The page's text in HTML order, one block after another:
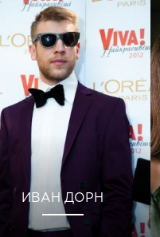
ИВАН ДОРН